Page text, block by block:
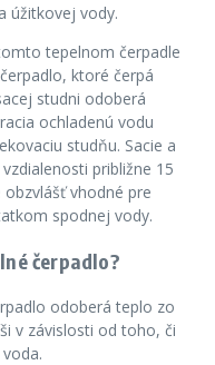
úžitkovej vody.
tomto tepelnom čerpadle
ktoré čerpá
studni odoberá
ochladenú vodu
studňu. Sacie a
približne 15
vhodné pre
spodnej vody.
čerpadlo?
odoberá teplo zo
v závislosti od toho, či